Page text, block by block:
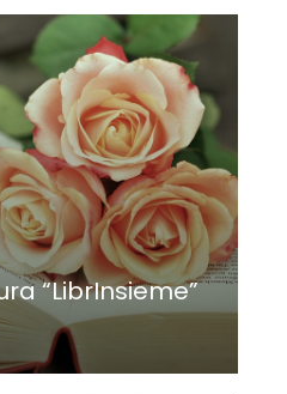
“LibrInsieme”